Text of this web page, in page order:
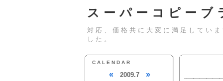
スーパーコピー
対応、価格共に大変に満足してい
した。
CALENDAR
« 2009.7 »